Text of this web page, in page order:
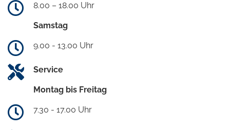
8.00 – 18.00 Uhr
Samstag
9.00 - 13.00 Uhr
Service
Montag bis Freitag
7.30 - 17.00 Uhr